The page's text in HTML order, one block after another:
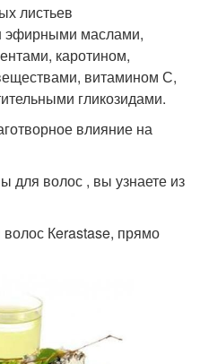
листьев
эфирными маслами,
каротином,
витамином С,
гликозидами.
влияние на
для волос , вы узнаете из
волос Кerastase, прямо